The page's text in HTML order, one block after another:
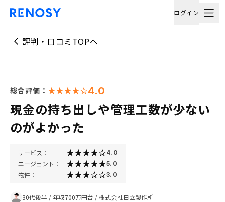
ログイン
評判・口コミTOPへ
総合評価： 4.0
現金の持ち出しや管理工数が少ない
のがよかった
サービス： 4.0
エージェント： 5.0
物件： 3.0
30代後半 / 年収700万円台 /株式会社日立製作所